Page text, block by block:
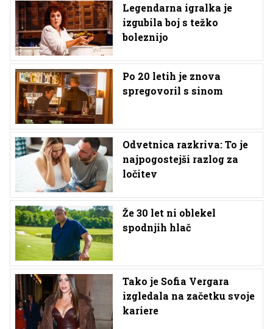
Legendarna igralka je
izgubila boj s težko
boleznijo
Po 20 letih je znova
spregovoril s sinom
Odvetnica razkriva: To je
najpogostejši razlog za
ločitev
Že 30 let ni oblekel
spodnjih hlač
Tako je Sofia Vergara
izgledala na začetku svoje
kariere